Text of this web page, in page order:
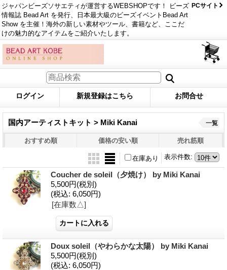
ジャパンビーズソサエティが運営するWEBSHOPです！ ビーズ
情報誌 Bead Art を発行、日本最大級のビーズイベントBead Art
Show を主催！海外の新しい素材やツール、書籍など、ここだ
けの魅力的なアイテムをご紹介いたします。
PCサイト
ログイン 新規登録はこちら お問合せ
国内アーティストキット > Miki Kanai 一覧
おすすめ順 価格の安い順 売れ筋順
表示件数:
在庫あり
Coucher de soleil（夕焼け） by Miki Kanai
5,500円(税別)
(税込: 6,050円)
[在庫数△]
Doux soleil（やわらかな太陽） by Miki Kanai
5,500円(税別)
(税込: 6,050円)